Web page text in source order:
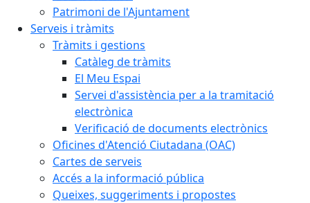
Patrimoni de l'Ajuntament
Serveis i tràmits
Tràmits i gestions
Catàleg de tràmits
El Meu Espai
Servei d'assistència per a la tramitació
electrònica
Verificació de documents electrònics
Oficines d'Atenció Ciutadana (OAC)
Cartes de serveis
Accés a la informació pública
Queixes, suggeriments i propostes